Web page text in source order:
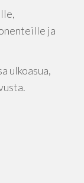
ja
ulkoasua,